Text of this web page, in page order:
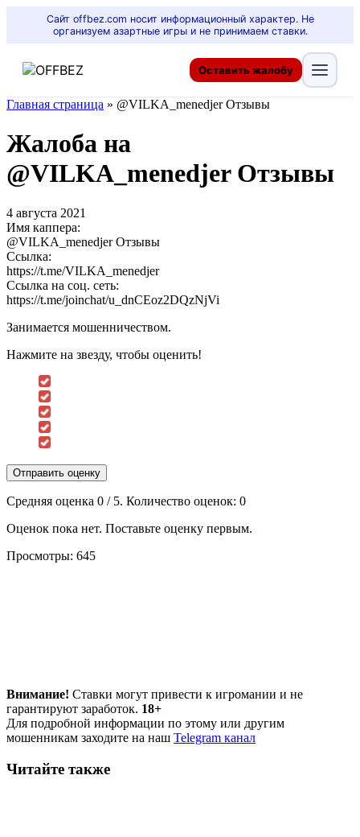
Сайт offbez.com носит информационный характер. Не
организуем азартные игры и не принимаем ставки.
Оставить жалобу
Главная страница » @VILKA_menedjer Отзывы
Жалоба на
@VILKA_menedjer Отзывы
4 августа 2021
Имя каппера:
@VILKA_menedjer Отзывы
Ссылка:
https://t.me/VILKA_menedjer
Ссылка на соц. сеть:
https://t.me/joinchat/u_dnCEoz2DQzNjVi
Занимается мошенничеством.
Нажмите на звезду, чтобы оценить!
Отправить оценку
Средняя оценка 0 / 5. Количество оценок: 0
Оценок пока нет. Поставьте оценку первым.
Просмотры: 645
Внимание! Ставки могут привести к игромании и не
гарантируют заработок. 18+
Для подробной информации по этому или другим
мошенникам заходите на наш Telegram канал
Читайте также